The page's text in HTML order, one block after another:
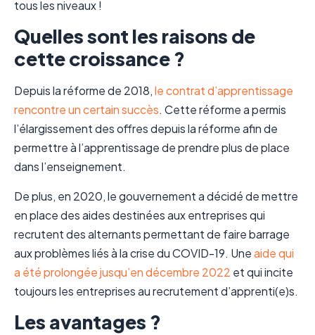
tous les niveaux !
Quelles sont les raisons de
cette croissance ?
Depuis la réforme de 2018,le contrat d’apprentissage
rencontre un certain succès. Cette réforme a permis
l’élargissement des offres depuis la réforme afin de
permettre à l’apprentissage de prendre plus de place
dans l’enseignement.
De plus, en 2020, le gouvernement a décidé de mettre
en place des aides destinées aux entreprises qui
recrutent des alternants permettant de faire barrage
aux problèmes liés à la crise du COVID-19. Uneaide qui
a été prolongée jusqu’en décembre 2022 et qui incite
toujours les entreprises au recrutement d’apprenti(e)s.
Les avantages ?